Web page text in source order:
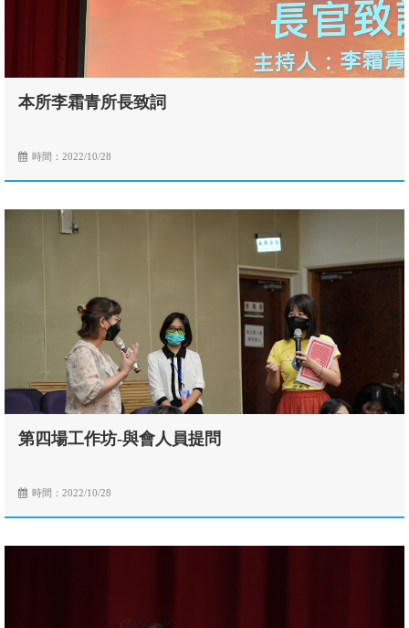
本所李霜青所長致詞
時間：2022/10/28
第四場工作坊-與會人員提問
時間：2022/10/28